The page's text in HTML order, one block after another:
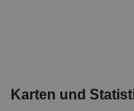
Karten und